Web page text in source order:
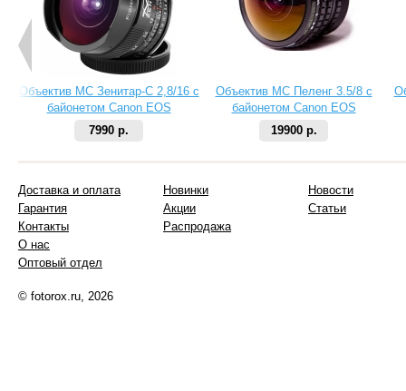
Объектив МС Зенитар-C 2,8/16 с
байонетом Canon EOS
7990 р.
Объектив МС Пеленг 3.5/8 с
байонетом Canon EOS
19900 р.
Доставка и оплата
Гарантия
Контакты
О нас
Оптовый отдел
Новинки
Акции
Распродажа
Новости
Статьи
© fotorox.ru, 2026